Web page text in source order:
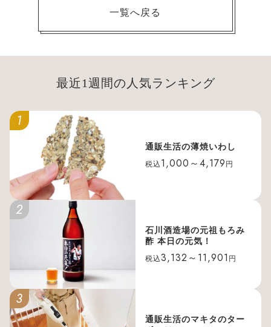
一覧へ戻る
最近1週間の人気ランキング
1
通販生活の薄焼いわし
税込 1,000～4,179 円
2
石川酒造場の元祖もろみ
酢 本日の元気！
税込3,132～11,901 円
3
通販生活のマキタのター